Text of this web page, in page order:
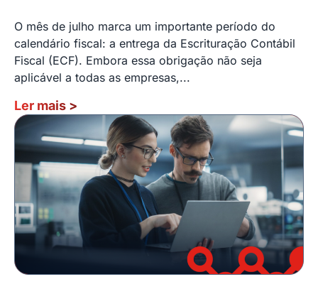
O mês de julho marca um importante período do
calendário fiscal: a entrega da Escrituração Contábil
Fiscal (ECF). Embora essa obrigação não seja
aplicável a todas as empresas,...
Ler mais >